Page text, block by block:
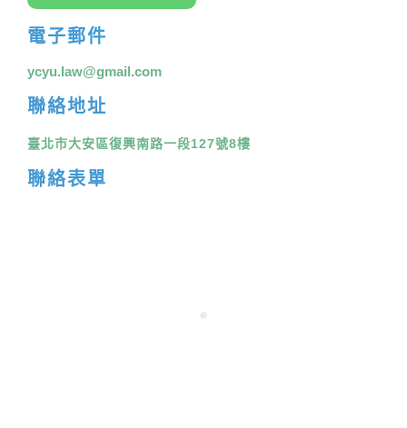
電子郵件
ycyu.law@gmail.com
聯絡地址
臺北市大安區復興南路一段127號8樓
聯絡表單